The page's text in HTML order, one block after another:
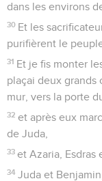
dans les environs
30 Et les
purifièrent le
31 Et je fis monter
plaçai deux grands
mur, vers la porte
32 et après eux
de Juda,
33 et Azaria, Esdras
34 Juda et Benjamin,